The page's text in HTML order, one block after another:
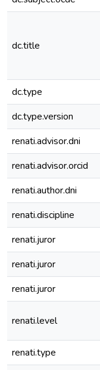
dc.title
dc.type
dc.type.version
renati.advisor.dni
renati.advisor.orcid
renati.author.dni
renati.discipline
renati.juror
renati.juror
renati.juror
renati.level
renati.type